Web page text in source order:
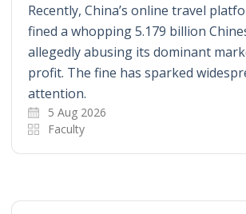
Recently, China’s online travel
fined a whopping 5.179 billion
allegedly abusing its dominant
profit. The fine has sparked
attention.
5 Aug 2026
Faculty